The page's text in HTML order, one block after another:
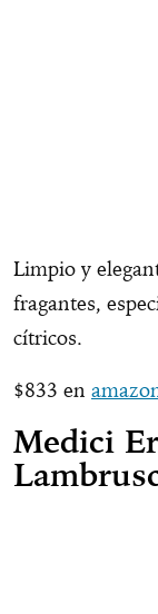
Limpio y
fragantes,
cítricos.
$833 en
Medici